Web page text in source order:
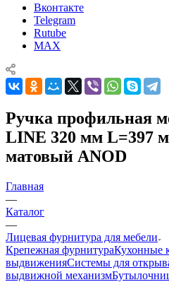
Вконтакте
Telegram
Rutube
MAX
Ручка профильная
LINE 320 мм L=397
матовый ANOD
Главная
—
Каталог
—
Лицевая фурнитура для мебели
Крепежная фурнитураКухонные
выдвиженияСистемы для
выдвижной механизм